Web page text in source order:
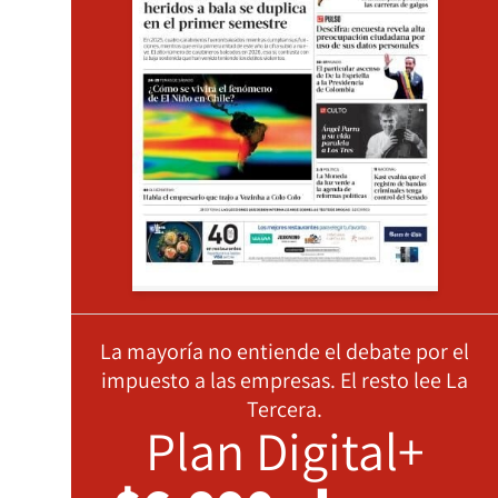
La mayoría no entiende el debate por el
impuesto a las empresas. El resto lee La
Tercera.
Plan Digital+